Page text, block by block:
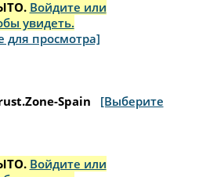
Войдите или
увидеть.
для просмотра]
Spain
[Выберите
Войдите или